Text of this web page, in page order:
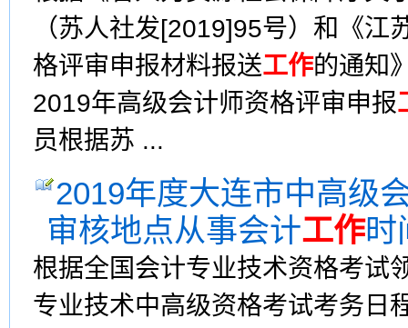
（苏人社发[2019]95号）和《
格评审申报材料报送工作的通知
2019年高级会计师资格评审申报
员根据苏 ...
2019年度大连市中高级
审核地点从事会计工作时
根据全国会计专业技术资格考试
专业技术中高级资格考试考务日